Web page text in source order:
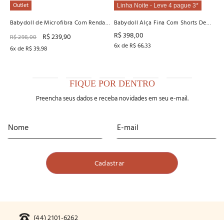
Outlet
Babydoll de Microfibra Com Renda
R$298,00 R$239,90
6x de R$39,98
Linha Noite - Leve 4 pague 3*
Babydoll Alça Fina Com Shorts De
Tule Recco
R$398,00
6x de R$66,33
FIQUE POR DENTRO
Preencha seus dados e receba novidades em seu e-mail.